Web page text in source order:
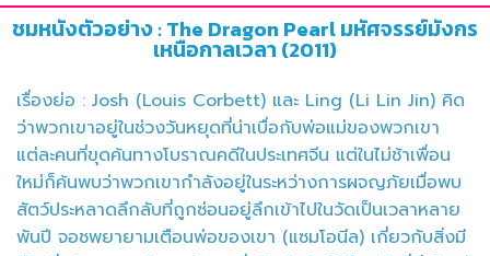
ชมหนังตัวอย่าง : The Dragon Pearl มหัศจรรย์มังกร
เหนือกาลเวลา (2011)
เรื่องย่อ : Josh (Louis Corbett) และ Ling (Li Lin Jin) คิด
ว่าพวกเขาอยู่ในช่วงวันหยุดที่น่าเบื่อกับพ่อแม่ของพวกเขา
แต่ละคนที่ขุดค้นทางโบราณคดีในประเทศจีน แต่ในไม่ช้าเพื่อน
ใหม่ก็ค้นพบว่าพวกเขากำลังอยู่ในระหว่างการผจญภัยเมื่อพบ
สัตว์ประหลาดลึกลับที่ถูกซ่อนอยู่ลึกเข้าไปในวัดเป็นเวลาหลาย
พันปี จอชพยายามเตือนพ่อของเขา (แซมโอนีล) เกี่ยวกับสิ่งมี